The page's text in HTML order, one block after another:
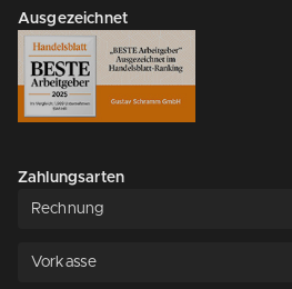
Ausgezeichnet
Zahlungsarten
Rechnung
Vorkasse